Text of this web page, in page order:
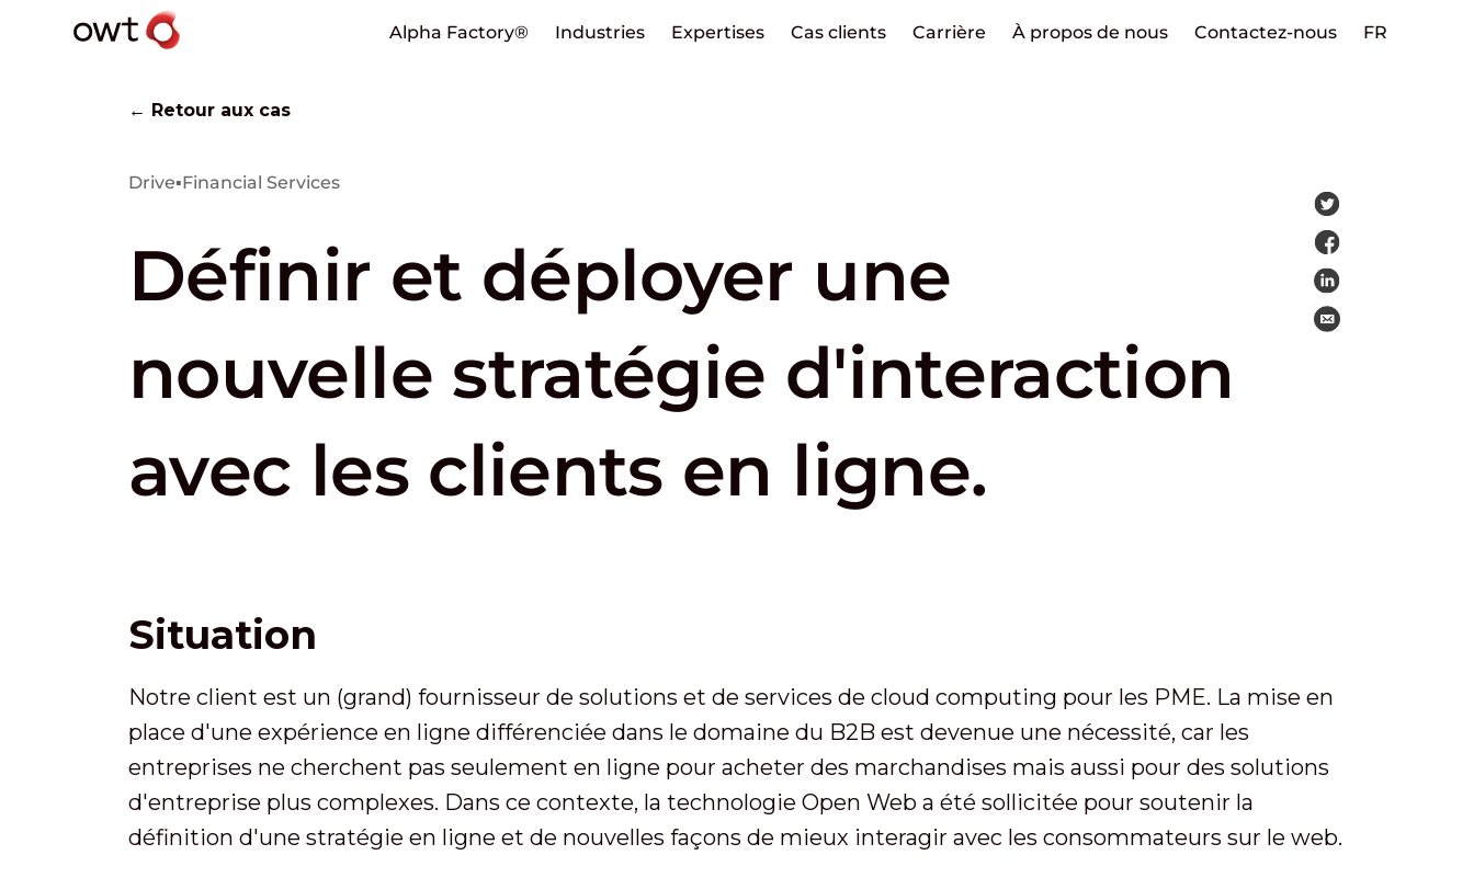
Alpha Factory® Industries Expertises Cas clients Carrière À propos de nous Contactez-nous FR
← Retour aux cas
Drive▪Financial Services
Définir et déployer une
nouvelle stratégie d'interaction
avec les clients en ligne.
Situation
Notre client est un (grand) fournisseur de solutions et de services de cloud computing pour les PME. La mise en
place d'une expérience en ligne différenciée dans le domaine du B2B est devenue une nécessité, car les
entreprises ne cherchent pas seulement en ligne pour acheter des marchandises mais aussi pour des solutions
d'entreprise plus complexes. Dans ce contexte, la technologie Open Web a été sollicitée pour soutenir la
définition d'une stratégie en ligne et de nouvelles façons de mieux interagir avec les consommateurs sur le web.